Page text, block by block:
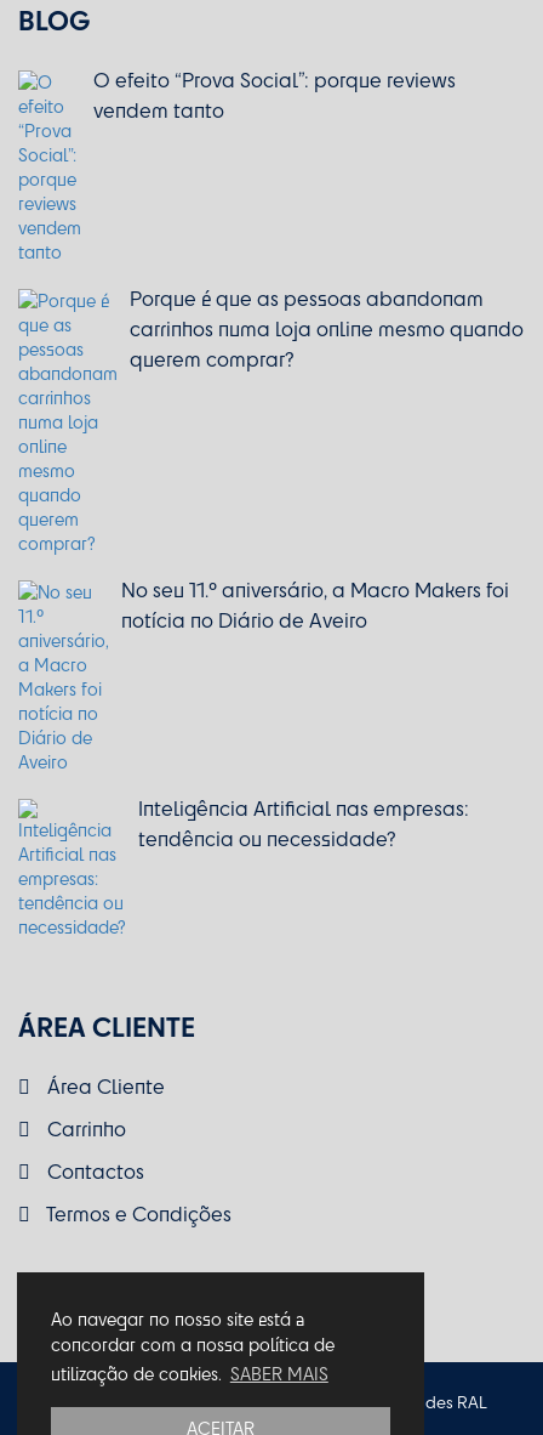
Ao navegar no nosso site está a
concordar com a nossa política de
utilização de cookies. SABER MAIS
ACEITAR
BLOG
O efeito “Prova Social”: porque reviews
vendem tanto
Porque é que as pessoas abandonam
carrinhos numa loja online mesmo quando
querem comprar?
No seu 11.º aniversário, a Macro Makers foi
notícia no Diário de Aveiro
Inteligência Artificial nas empresas:
tendência ou necessidade?
ÁREA CLIENTE
Área Cliente
Carrinho
Contactos
Termos e Condições
Política de Privacidade Política de Cookies
Entidades RAL